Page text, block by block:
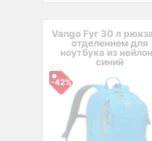
Vango Fyr 30 л
отделением для
ноутбука из
синий
-42%